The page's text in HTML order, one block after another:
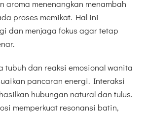
aroma menenangkan menambah
proses memikat. Hal ini
dan menjaga fokus agar tetap
tubuh dan reaksi emosional wanita
pancaran energi. Interaksi
hubungan natural dan tulus.
memperkuat resonansi batin,